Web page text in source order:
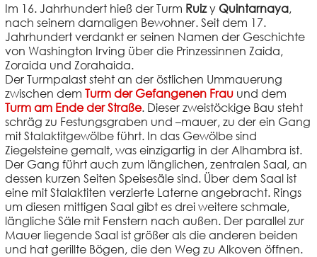
Im 16. Jahrhundert hieß der Turm Ruizy Quintarnaya,
nach seinem damaligen Bewohner. Seit dem 17.
Jahrhundert verdankt er seinen Namen der Geschichte
von Washington Irving über die Prinzessinnen Zaida,
Zoraida und Zorahaida.
Der Turmpalast steht an der östlichen Ummauerung
zwischen dem Turm der Gefangenen Frauund dem
Turm am Ende der Straße. Dieser zweistöckige Bau steht
schräg zu Festungsgraben und –mauer, zu der ein Gang
mit Stalaktitgewölbe führt. In das Gewölbe sind
Ziegelsteine gemalt, was einzigartig in der Alhambra ist.
Der Gang führt auch zum länglichen, zentralen Saal, an
dessen kurzen Seiten Speisesäle sind. Über dem Saal ist
eine mit Stalaktiten verzierte Laterne angebracht. Rings
um diesen mittigen Saal gibt es drei weitere schmale,
längliche Säle mit Fenstern nach außen. Der parallel zur
Mauer liegende Saal ist größer als die anderen beiden
und hat gerillte Bögen, die den Weg zu Alkoven öffnen.